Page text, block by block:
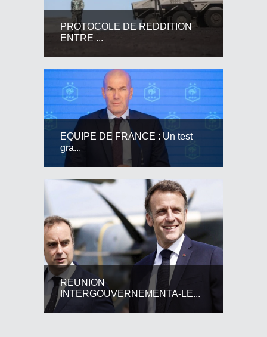
PROTOCOLE DE REDDITION
ENTRE ...
EQUIPE DE FRANCE : Un test
gra...
REUNION
INTERGOUVERNEMENTA-LE...